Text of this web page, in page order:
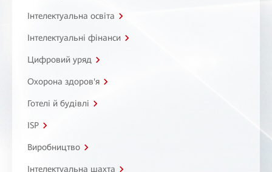
Інтелектуальна освіта
Інтелектуальні фінанси
Цифровий уряд
Охорона здоров'я
Готелі й будівлі
ISP
Виробництво
Інтелектуальна шахта